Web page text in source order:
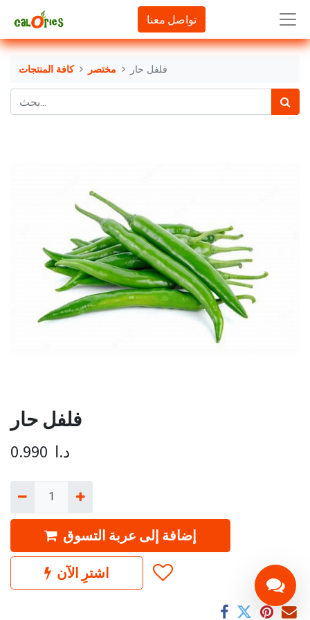
تواصل معنا
كافة المنتجات مختصر فلفل حار
فلفل حار
0.990 د.ا
إضافة إلى عربة التسوق
اشترِ الآن